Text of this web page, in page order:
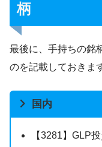
柄
最後に、手持ちの銘
のを記載しておきま
国内
【3281】GLP